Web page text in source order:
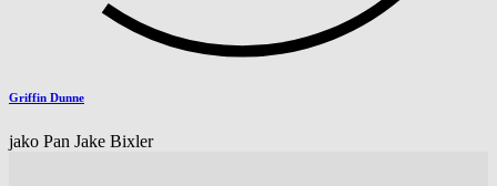
Griffin Dunne
jako Pan Jake Bixler